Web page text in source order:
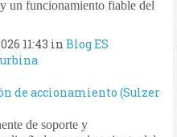
un funcionamiento fiable del
11:43 in Blog ES
de accionamiento (Sulzer
de soporte y